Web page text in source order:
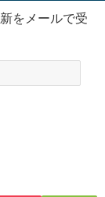
をメールで受